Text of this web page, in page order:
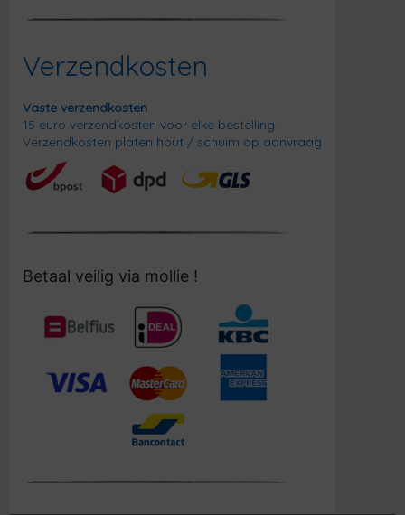
Verzendkosten
Vaste verzendkosten
15 euro verzendkosten voor elke bestelling.
Verzendkosten platen hout / schuim op aanvraag
Betaal veilig via mollie !